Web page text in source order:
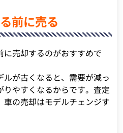
前に売る
売却するのがおすすめで
が古くなると、需要が減っ
やすくなるからです。査定
の売却はモデルチェンジす